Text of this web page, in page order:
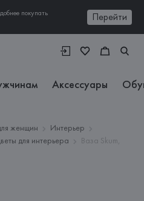
покупать
Перейти
Аксессуары
женщин
Интерьер
для интерьера
Ваза Skum,